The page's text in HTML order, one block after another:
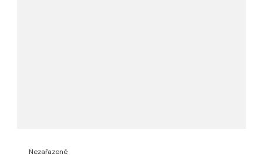
Nezařazené